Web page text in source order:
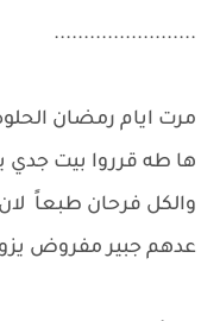
........................
مرت ايام رمضان
ها طه قرروا بيت جدي
عدهم جبير مفروض يزوج